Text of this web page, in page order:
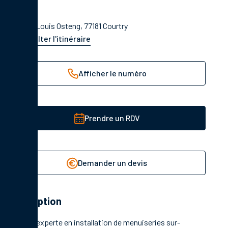
9 Rue Louis Osteng, 77181 Courtry
Consulter l'itinéraire
Afficher le numéro
Prendre un RDV
Demander un devis
Description
Société experte en installation de menuiseries sur-